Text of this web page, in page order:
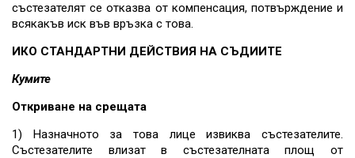
състезателят се отказва от компенсация, потвърждение и
всякакъв иск във връзка с това.
ИКО СТАНДАРТНИ ДЕЙСТВИЯ НА СЪДИИТЕ
Кумите
Откриване на срещата
1) Назначното за това лице извиква състезателите.
Състезателите влизат в състезателната площ от